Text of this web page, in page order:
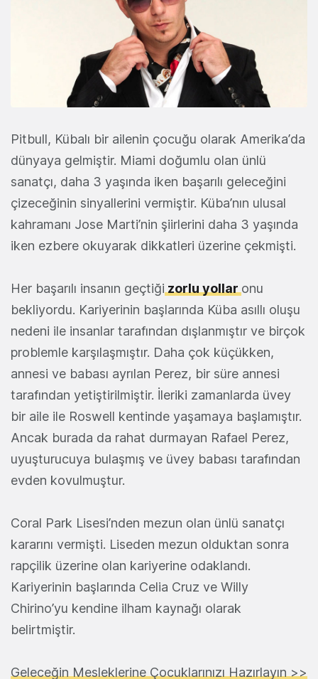
Pitbull, Kübalı bir ailenin çocuğu olarak Amerika’da
dünyaya gelmiştir. Miami doğumlu olan ünlü
sanatçı, daha 3 yaşında iken başarılı geleceğini
çizeceğinin sinyallerini vermiştir. Küba’nın ulusal
kahramanı Jose Marti’nin şiirlerini daha 3 yaşında
iken ezbere okuyarak dikkatleri üzerine çekmişti.
Her başarılı insanın geçtiği zorlu yollar onu
bekliyordu. Kariyerinin başlarında Küba asıllı oluşu
nedeni ile insanlar tarafından dışlanmıştır ve birçok
problemle karşılaşmıştır. Daha çok küçükken,
annesi ve babası ayrılan Perez, bir süre annesi
tarafından yetiştirilmiştir. İleriki zamanlarda üvey
bir aile ile Roswell kentinde yaşamaya başlamıştır.
Ancak burada da rahat durmayan Rafael Perez,
uyuşturucuya bulaşmış ve üvey babası tarafından
evden kovulmuştur.
Coral Park Lisesi’nden mezun olan ünlü sanatçı
kararını vermişti. Liseden mezun olduktan sonra
rapçilik üzerine olan kariyerine odaklandı.
Kariyerinin başlarında Celia Cruz ve Willy
Chirino’yu kendine ilham kaynağı olarak
belirtmiştir.
Geleceğin Mesleklerine Çocuklarınızı Hazırlayın >>